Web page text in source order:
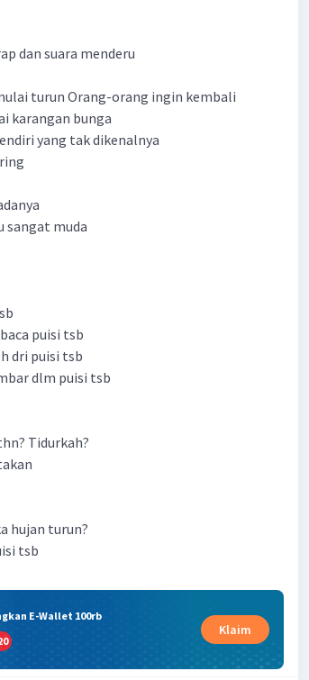
dan suara menderu
turun Orang-orang ingin kembali
karangan bunga
yang tak dikenalnya
sangat muda
puisi tsb
dri puisi tsb
dlm puisi tsb
Tidurkah?
hujan turun?
tsb
E-Wallet 100rb
Klaim